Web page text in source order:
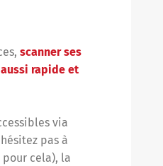
scanner ses
rapide et
via
pas à
cela), la